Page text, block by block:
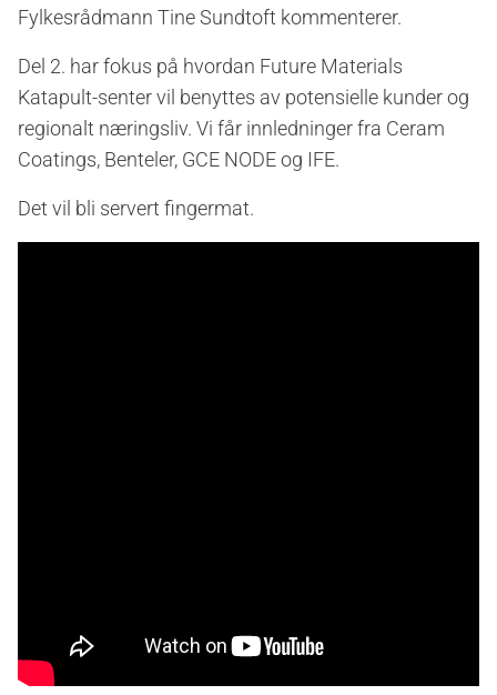
Fylkesrådmann Tine Sundtoft kommenterer.
Del 2. har fokus på hvordan Future Materials
Katapult-senter vil benyttes av potensielle kunder og
regionalt næringsliv. Vi får innledninger fra Ceram
Coatings, Benteler, GCE NODE og IFE.
Det vil bli servert fingermat.